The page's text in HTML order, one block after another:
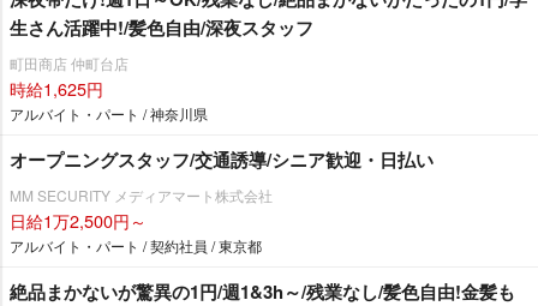
生さん活躍中!/髪色自由/深夜スタッフ
町田商店 仲町台店
時給1,625円
アルバイト・パート / 神奈川県
オープニングスタッフ/交通誘導/シニア歓迎・日払い
MM SECURITY メディアマート株式会社
日給1万2,500円～
アルバイト・パート / 契約社員 / 東京都
絶品まかないが驚異の1円/週1&3h～/残業なし/髪色自由!金髪も